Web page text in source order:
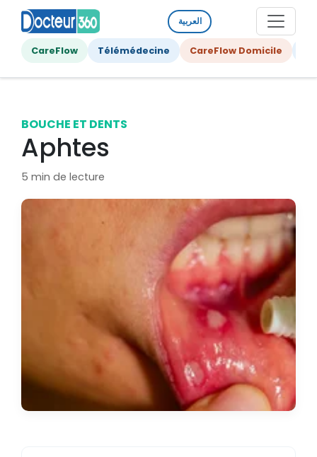
العربية
CareFlow Télémédecine CareFlow Domicile
BOUCHE ET DENTS
Aphtes
5 min de lecture